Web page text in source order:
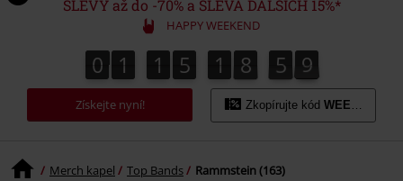
seriály,
Merch
pro
hráče,
Alternativní
móda
SLEVY až do -70% a SLEVA DALŠÍCH 15%*
HAPPY WEEKEND
0
0 1
1 1
1 5
5 1
1 8
9
8 5
0
5 8
9
8
Získejte nyní! Zkopírujte kód WEEKEND
Merch kapel Top Bands Rammstein (163)